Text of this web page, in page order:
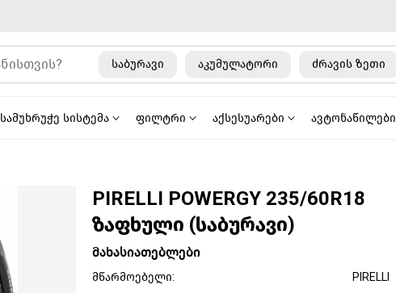
საბურავი აკუმულატორი ძრავის ზეთი
სამუხრუჭე სისტემა ფილტრი აქსესუარები ავტონაწილები
PIRELLI POWERGY 235/60R18
ზაფხული (საბურავი)
მახასიათებლები
მწარმოებელი:
PIRELLI